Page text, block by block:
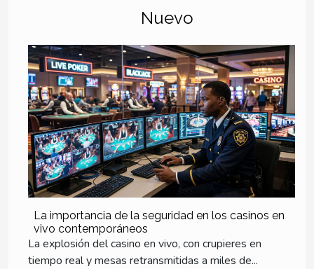
Nuevo
La importancia de la seguridad en los casinos en
vivo contemporáneos
La explosión del casino en vivo, con crupieres en
tiempo real y mesas retransmitidas a miles de...